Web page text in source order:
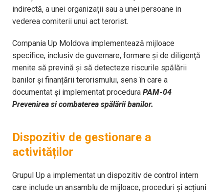
indirectă, a unei organizații sau a unei persoane in
vederea comiterii unui act terorist.
Compania Up Moldova implementează mijloace
specifice, inclusiv de guvernare, formare și de diligenţă
menite să prevină şi să detecteze riscurile spălării
banilor și finanțării terorismului, sens în care a
documentat și implementat procedura PAM-04
Prevenirea si combaterea spălării banilor.
Dispozitiv de gestionare a
activităților
Grupul Up a implementat un dispozitiv de control intern
care include un ansamblu de mijloace, proceduri și acțiuni